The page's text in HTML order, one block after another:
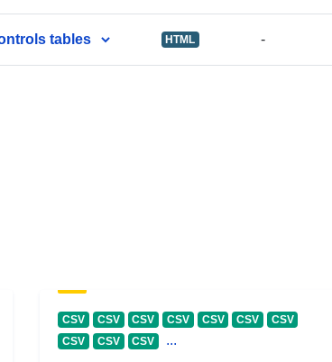
tables HTML -
CSV CSV CSV CSV CSV CSV
CSV
CSV
CSV CSV ...